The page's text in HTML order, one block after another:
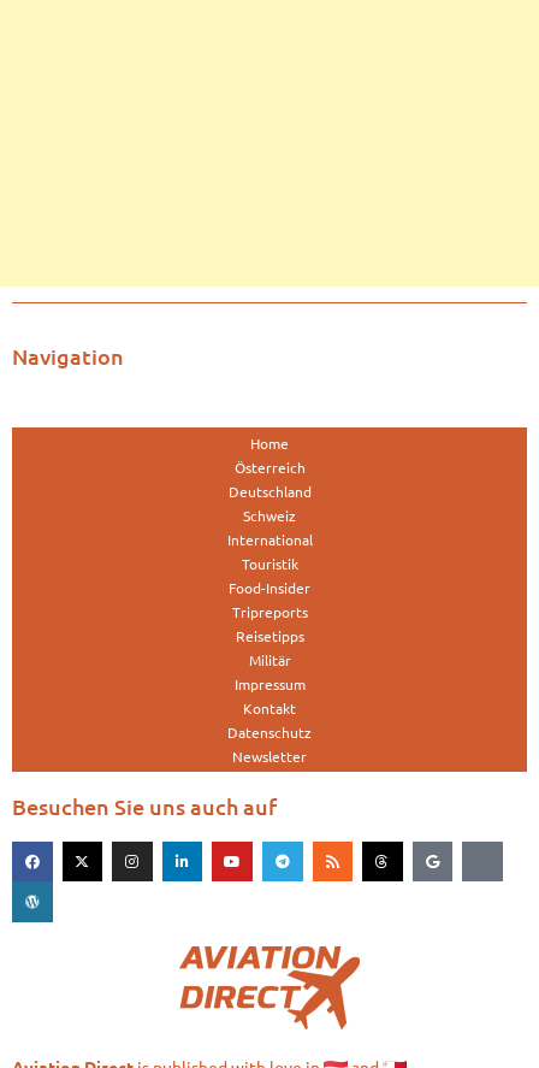
Navigation
Home
Österreich
Deutschland
Schweiz
International
Touristik
Food-Insider
Tripreports
Reisetipps
Militär
Impressum
Kontakt
Datenschutz
Newsletter
Besuchen Sie uns auch auf